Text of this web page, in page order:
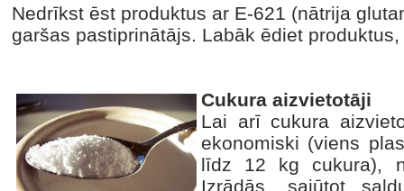
Nedrīkst ēst produktus ar E-621 (nātrija
garšas pastiprinātājs. Labāk ēdiet
Cukura aizvietotāji
Lai arī cukura
ekonomiski (viens
līdz 12 kg cukura),
Izrādās, sajūtot